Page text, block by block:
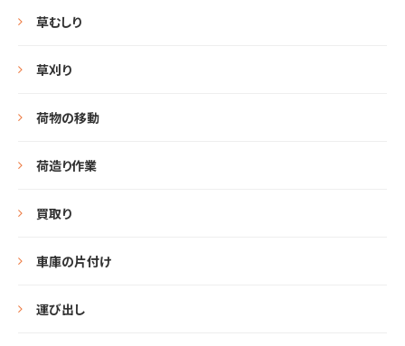
草むしり
草刈り
荷物の移動
荷造り作業
買取り
車庫の片付け
運び出し